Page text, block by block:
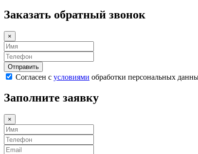
Заказать обратный звонок
×
Согласен с условиями обработки персональных
Заполните заявку
×